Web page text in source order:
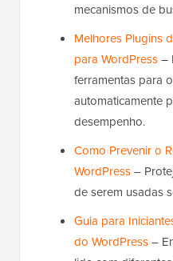
mecanismos de
Melhores Plugins
para WordPress–
ferramentas para
automaticamente
desempenho.
Como Prevenir o
WordPress–
de serem usadas
Guia para
do WordPress–